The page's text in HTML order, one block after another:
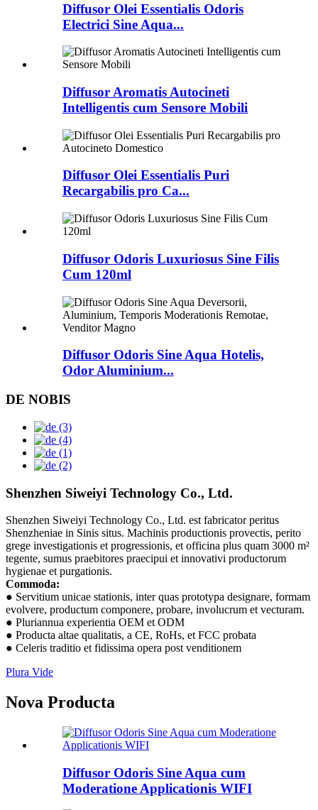
Diffusor Olei Essentialis Odoris
Electrici Sine Aqua...
Diffusor Aromatis Autocineti
Intelligentis cum Sensore Mobili
Diffusor Olei Essentialis Puri
Recargabilis pro Ca...
Diffusor Odoris Luxuriosus Sine Filis
Cum 120ml
Diffusor Odoris Sine Aqua Hotelis,
Odor Aluminium...
DE NOBIS
Shenzhen Siweiyi Technology Co., Ltd.
Shenzhen Siweiyi Technology Co., Ltd. est fabricator peritus
Shenzheniae in Sinis situs. Machinis productionis provectis, perito
grege investigationis et progressionis, et officina plus quam 3000 m²
tegente, sumus praebitores praecipui et innovativi productorum
hygienae et purgationis.
Commoda:
● Servitium unicae stationis, inter quas prototypa designare, formam
evolvere, productum componere, probare, involucrum et vecturam.
● Pluriannua experientia OEM et ODM
● Producta altae qualitatis, a CE, RoHs, et FCC probata
● Celeris traditio et fidissima opera post venditionem
Plura Vide
Nova Producta
Diffusor Odoris Sine Aqua cum
Moderatione Applicationis WIFI